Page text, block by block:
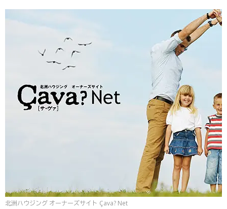
北洲ハウジング オーナーズサイト Çava? Net